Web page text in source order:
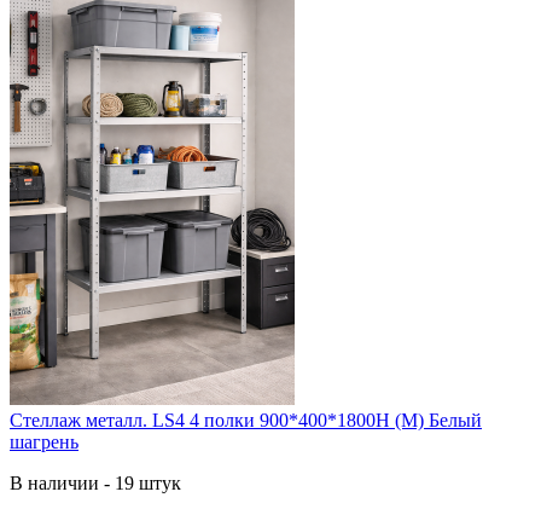
Стеллаж металл. LS4 4 полки 900*400*1800H (М) Белый
шагрень
В наличии - 19 штук